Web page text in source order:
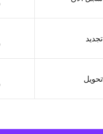
تجديد
تحويل